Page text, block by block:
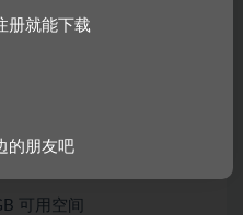
3.4GHz / Intel? Core?
260X / NVIDIA?
可用空间
册就能下载
的朋友吧